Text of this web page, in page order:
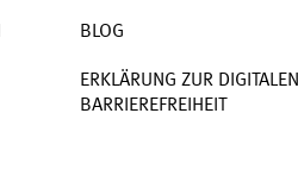
BLOG
ERKLÄRUNG ZUR DIGITALEN
BARRIEREFREIHEIT